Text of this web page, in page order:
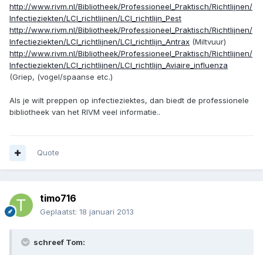
http://www.rivm.nl/Bibliotheek/Professioneel_Praktisch/Richtlijnen/
Infectieziekten/LCI_richtlijnen/LCI_richtlijn_Pest
http://www.rivm.nl/Bibliotheek/Professioneel_Praktisch/Richtlijnen/
Infectieziekten/LCI_richtlijnen/LCI_richtlijn_Antrax (Miltvuur)
http://www.rivm.nl/Bibliotheek/Professioneel_Praktisch/Richtlijnen/
Infectieziekten/LCI_richtlijnen/LCI_richtlijn_Aviaire_influenza
(Griep, (vogel/spaanse etc.)
Als je wilt preppen op infectieziektes, dan biedt de professionele
bibliotheek van het RIVM veel informatie..
Quote
timo716
Geplaatst: 18 januari 2013
schreef Tom: